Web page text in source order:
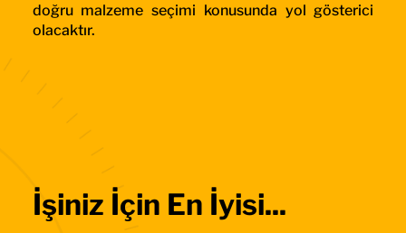
doğru malzeme seçimi konusunda yol gösterici
olacaktır.
İşiniz İçin En İyisi...